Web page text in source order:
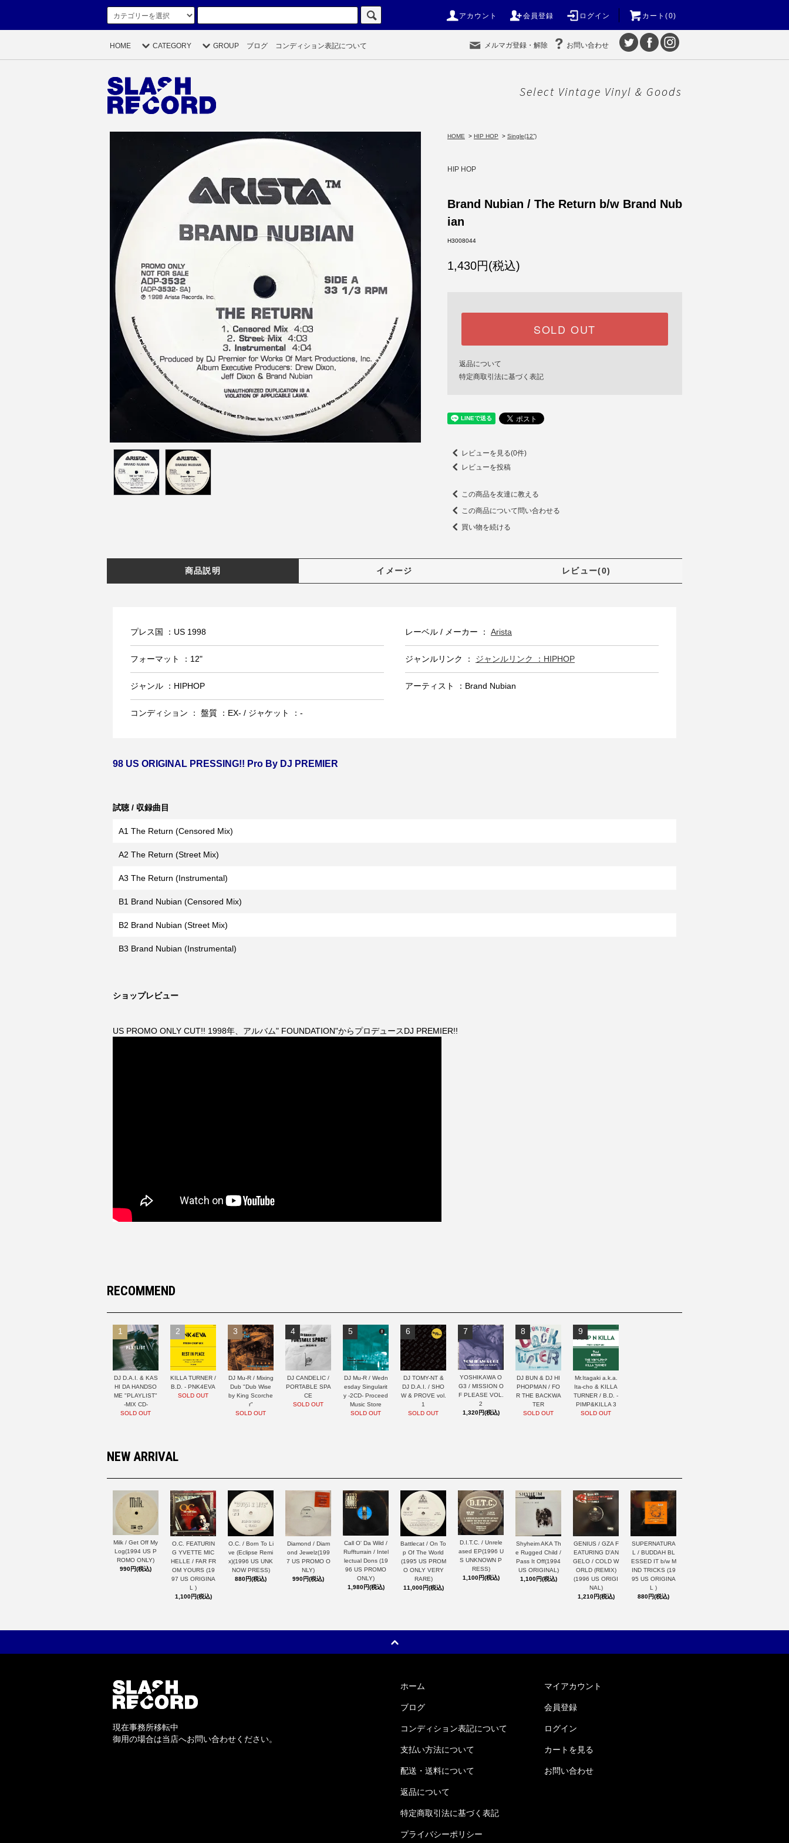
アカウント 会員登録 ログイン カート(0)
HOME CATEGORY GROUP ブログ コンディション表記について メルマガ登録・解除 お問い合わせ
Select Vintage Vinyl & Goods
HOME > HIP HOP > Single(12”)
HIP HOP
Brand Nubian / The Return b/w Brand Nub
ian
H3008044
1,430円(税込)
SOLD OUT
返品について
特定商取引法に基づく表記
レビューを見る(0件)
レビューを投稿
この商品を友達に教える
この商品について問い合わせる
買い物を続ける
商品説明 イメージ レビュー(0)
プレス国 ：US 1998
フォーマット ：12"
ジャンル ：HIPHOP
コンディション ： 盤質 ：EX- / ジャケット ：-
レーベル / メーカー ： Arista
ジャンルリンク ： ジャンルリンク ：HIPHOP
アーティスト ：Brand Nubian
98 US ORIGINAL PRESSING!! Pro By DJ PREMIER
試聴 / 収録曲目
A1 The Return (Censored Mix)
A2 The Return (Street Mix)
A3 The Return (Instrumental)
B1 Brand Nubian (Censored Mix)
B2 Brand Nubian (Street Mix)
B3 Brand Nubian (Instrumental)
ショップレビュー
US PROMO ONLY CUT!! 1998年、アルバム" FOUNDATION"からプロデュースDJ PREMIER!!
RECOMMEND
1
DJ D.A.I. & KAS
HI DA HANDSO
ME "PLAYLIST"
-MIX CD-
SOLD OUT
2
KILLA TURNER /
B.D. - PNK4EVA
SOLD OUT
3
DJ Mu-R / Mixing
Dub "Dub Wise
by King Scorche
r"
SOLD OUT
4
DJ CANDELIC /
PORTABLE SPA
CE
SOLD OUT
5
DJ Mu-R / Wedn
esday Singularit
y -2CD- Proceed
Music Store
SOLD OUT
6
DJ TOMY-NT &
DJ D.A.I. / SHO
W & PROVE vol.
1
SOLD OUT
7
YOSHIKAWA O
G3 / MISSION O
F PLEASE VOL.
2
1,320円(税込)
8
DJ BUN & DJ HI
PHOPMAN / FO
R THE BACKWA
TER
SOLD OUT
9
Mr.Itagaki a.k.a.
Ita-cho & KILLA
TURNER / B.D. -
PIMP&KILLA 3
SOLD OUT
NEW ARRIVAL
Milk / Get Off My
Log(1994 US P
ROMO ONLY)
990円(税込)
O.C. FEATURIN
G YVETTE MIC
HELLE / FAR FR
OM YOURS (19
97 US ORIGINA
L )
1,100円(税込)
O.C. / Born To Li
ve (Eclipse Remi
x)(1996 US UNK
NOW PRESS)
880円(税込)
Diamond / Diam
ond Jewelz(199
7 US PROMO O
NLY)
990円(税込)
Call O' Da Wild /
Ruffturrain / Intel
lectual Dons (19
96 US PROMO
ONLY)
1,980円(税込)
Battlecat / On To
p Of The World
(1995 US PROM
O ONLY VERY
RARE)
11,000円(税込)
D.I.T.C. / Unrele
ased EP(1996 U
S UNKNOWN P
RESS)
1,100円(税込)
Shyheim AKA Th
e Rugged Child /
Pass It Off(1994
US ORIGINAL)
1,100円(税込)
GENIUS / GZA F
EATURING D'AN
GELO / COLD W
ORLD (REMIX)
(1996 US ORIGI
NAL)
1,210円(税込)
SUPERNATURA
L / BUDDAH BL
ESSED IT b/w M
IND TRICKS (19
95 US ORIGINA
L )
880円(税込)
現在事務所移転中
御用の場合は当店へお問い合わせください。
ホーム
ブログ
コンディション表記について
支払い方法について
配送・送料について
返品について
特定商取引法に基づく表記
プライバシーポリシー
マイアカウント
会員登録
ログイン
カートを見る
お問い合わせ